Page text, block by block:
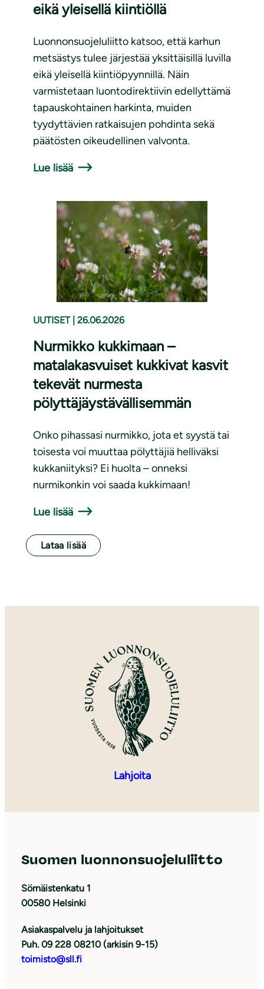
eikä yleisellä kiintiöllä
Luonnonsuojeluliitto katsoo, että karhun
metsästys tulee järjestää yksittäisillä luvilla
eikä yleisellä kiintiöpyynnillä. Näin
varmistetaan luontodirektiivin edellyttämä
tapauskohtainen harkinta, muiden
tyydyttävien ratkaisujen pohdinta sekä
päätösten oikeudellinen valvonta.
Lue lisää
UUTISET 26.06.2026
Nurmikko kukkimaan –
matalakasvuiset kukkivat kasvit
tekevät nurmesta
pölyttäjäystävällisemmän
Onko pihassasi nurmikko, jota et syystä tai
toisesta voi muuttaa pölyttäjiä helliväksi
kukkaniityksi? Ei huolta – onneksi
nurmikonkin voi saada kukkimaan!
Lue lisää
Lataa lisää
Lahjoita
Suomen luonnonsuojeluliitto
Sörnäistenkatu 1
00580 Helsinki
Asiakaspalvelu ja lahjoitukset
Puh. 09 228 08210 (arkisin 9-15)
toimisto@sll.fi